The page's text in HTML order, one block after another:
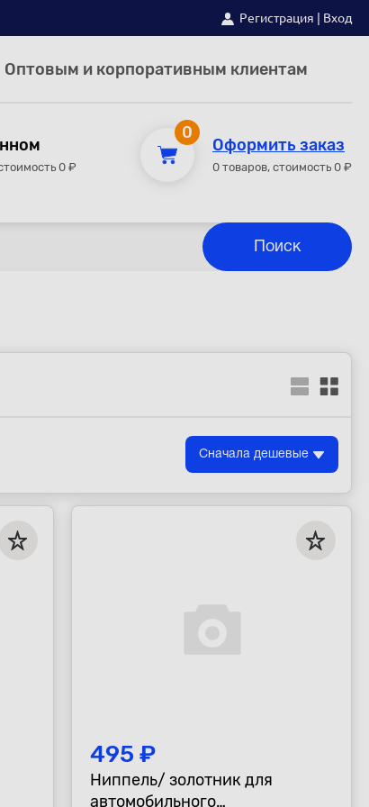
Регистрация Вход
Оптовым и корпоративным клиентам
0 ₽
0
Оформить заказ
0 товаров, стоимость 0 ₽
Сначала дешевые
495 ₽
Ниппель/ золотник для
автомобильного